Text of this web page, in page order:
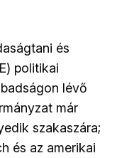
és
politikai
lévő
már
szakaszára;
és az amerikai